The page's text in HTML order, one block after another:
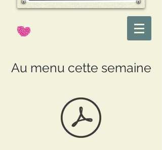
Au menu cette semaine